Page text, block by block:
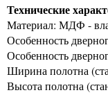
Технические
Материал: МДФ -
Особенность
Особенность
Ширина полотна
Высота полотна